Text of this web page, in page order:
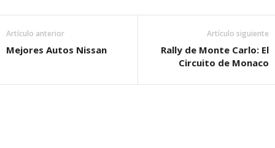
Artículo anterior
Mejores Autos Nissan
Artículo siguiente
Rally de Monte Carlo: El
Circuito de Monaco